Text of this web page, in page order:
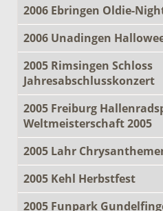
2006 Ebringen Oldie-
2006 Unadingen
2005 Rimsingen Schloss
Jahresabschlusskonzert
2005 Freiburg
Weltmeisterschaft 2005
2005 Lahr
2005 Kehl Herbstfest
2005 Funpark